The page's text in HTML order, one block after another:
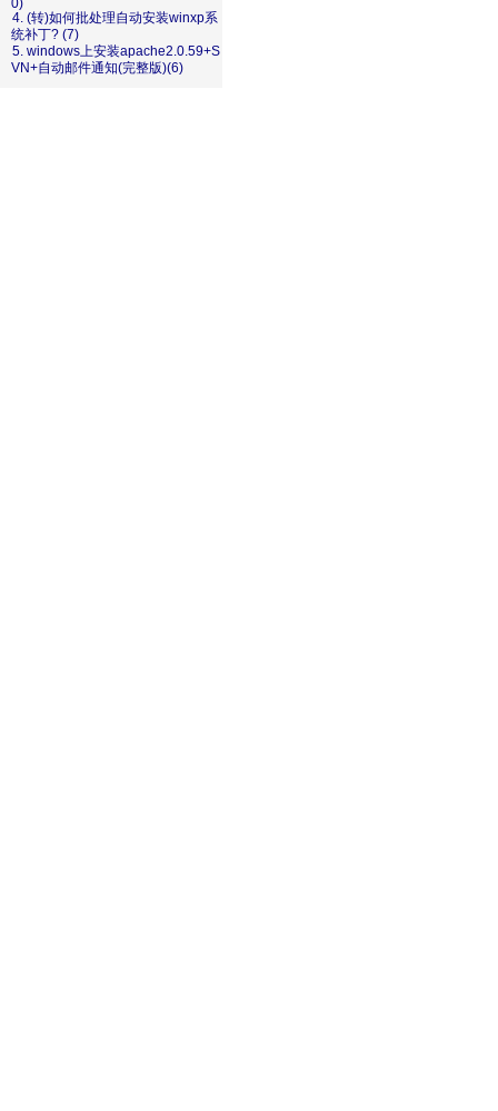
0)
4. (转)如何批处理自动安装winxp系
统补丁? (7)
5. windows上安装apache2.0.59+S
VN+自动邮件通知(完整版)(6)